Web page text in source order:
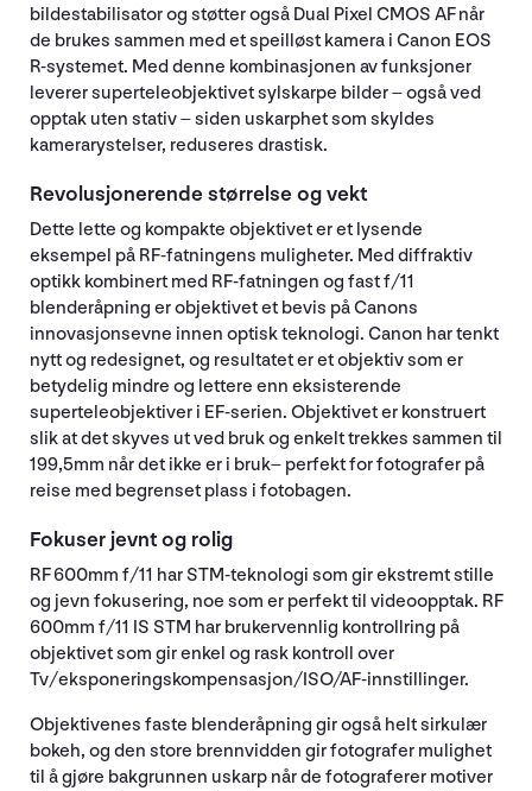
bildestabilisator og støtter også Dual Pixel CMOS AF når
de brukes sammen med et speilløst kamera i Canon EOS
R-systemet. Med denne kombinasjonen av funksjoner
leverer superteleobjektivet sylskarpe bilder – også ved
opptak uten stativ – siden uskarphet som skyldes
kamerarystelser, reduseres drastisk.
Revolusjonerende størrelse og vekt
Dette lette og kompakte objektivet er et lysende
eksempel på RF-fatningens muligheter. Med diffraktiv
optikk kombinert med RF-fatningen og fast f/11
blenderåpning er objektivet et bevis på Canons
innovasjonsevne innen optisk teknologi. Canon har tenkt
nytt og redesignet, og resultatet er et objektiv som er
betydelig mindre og lettere enn eksisterende
superteleobjektiver i EF-serien. Objektivet er konstruert
slik at det skyves ut ved bruk og enkelt trekkes sammen til
199,5mm når det ikke er i bruk– perfekt for fotografer på
reise med begrenset plass i fotobagen.
Fokuser jevnt og rolig
RF 600mm f/11 har STM-teknologi som gir ekstremt stille
og jevn fokusering, noe som er perfekt til videoopptak. RF
600mm f/11 IS STM har brukervennlig kontrollring på
objektivet som gir enkel og rask kontroll over
Tv/eksponeringskompensasjon/ISO/AF-innstillinger.
Objektivenes faste blenderåpning gir også helt sirkulær
bokeh, og den store brennvidden gir fotografer mulighet
til å gjøre bakgrunnen uskarp når de fotograferer motiver